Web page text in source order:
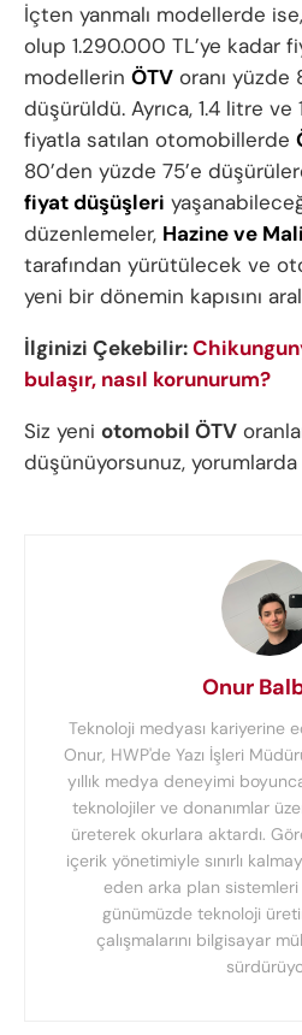
İçten yanmalı modellerde
olup 1.290.000 TL’ye kadar
modellerin ÖTV oranı yüzde
düşürüldü. Ayrıca, 1.4 litre ve
fiyatla satılan otomobillerde
80’den yüzde 75’e
fiyat düşüşleri
düzenlemeler, Hazine ve
tarafından yürütülecek ve
yeni bir dönemin kapısını
İlginizi Çekebilir:
bulaşır, nasıl korunurum?
Siz yeni otomobil ÖTV
düşünüyorsunuz, yorumlarda
Onur
Teknoloji medyası kariyerine
Onur, HWP'de Yazı İşleri
yıllık medya deneyimi
teknolojiler ve donanımlar
üreterek okurlara aktardı.
içerik yönetimiyle sınırlı
eden arka plan
günümüzde teknoloji
çalışmalarını bilgisayar